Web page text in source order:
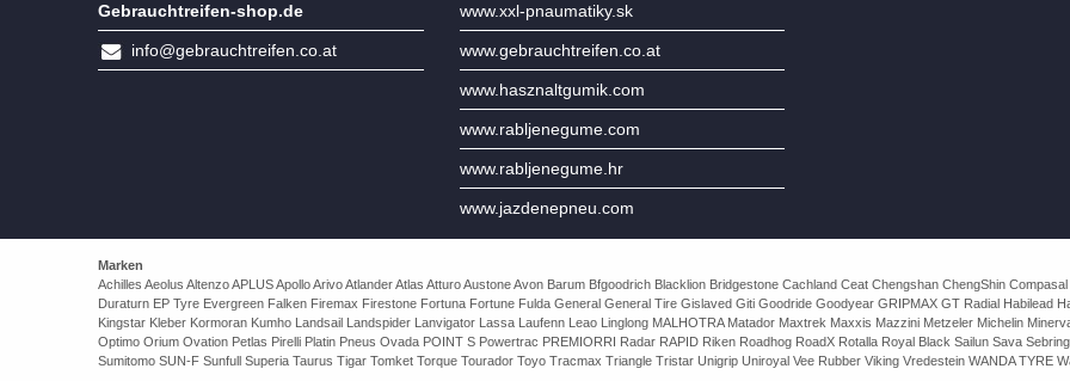
Gebrauchtreifen-shop.de
info@gebrauchtreifen.co.at
www.xxl-pnaumatiky.sk
www.gebrauchtreifen.co.at
www.hasznaltgumik.com
www.rabljenegume.com
www.rabljenegume.hr
www.jazdenepneu.com
Marken
Achilles Aeolus Altenzo APLUS Apollo Arivo Atlander Atlas Atturo Austone Avon Barum Bfgoodrich Blacklion Bridgestone Cachland Ceat Chengshan ChengShin
Duraturn EP Tyre Evergreen Falken Firemax Firestone Fortuna Fortune Fulda General General Tire Gislaved Giti Goodride Goodyear GRIPMAX GT Radial Habilead
Kingstar Kleber Kormoran Kumho Landsail Landspider Lanvigator Lassa Laufenn Leao Linglong MALHOTRA Matador Maxtrek Maxxis Mazzini Metzeler Michelin
Optimo Orium Ovation Petlas Pirelli Platin Pneus Ovada POINT S Powertrac PREMIORRI Radar RAPID Riken Roadhog RoadX Rotalla Royal Black Sailun Sava
Sumitomo SUN-F Sunfull Superia Taurus Tigar Tomket Torque Tourador Toyo Tracmax Triangle Tristar Unigrip Uniroyal Vee Rubber Viking Vredestein WANDA TYRE